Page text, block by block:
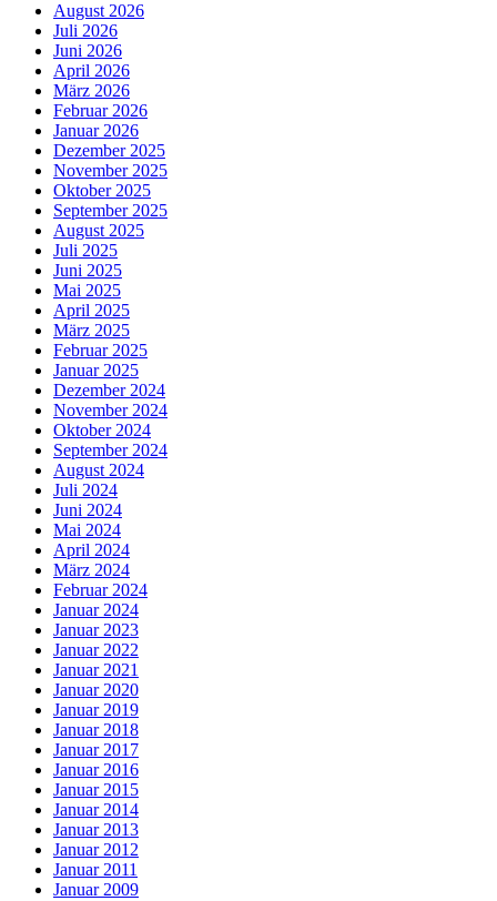
August 2026
Juli 2026
Juni 2026
April 2026
März 2026
Februar 2026
Januar 2026
Dezember 2025
November 2025
Oktober 2025
September 2025
August 2025
Juli 2025
Juni 2025
Mai 2025
April 2025
März 2025
Februar 2025
Januar 2025
Dezember 2024
November 2024
Oktober 2024
September 2024
August 2024
Juli 2024
Juni 2024
Mai 2024
April 2024
März 2024
Februar 2024
Januar 2024
Januar 2023
Januar 2022
Januar 2021
Januar 2020
Januar 2019
Januar 2018
Januar 2017
Januar 2016
Januar 2015
Januar 2014
Januar 2013
Januar 2012
Januar 2011
Januar 2009